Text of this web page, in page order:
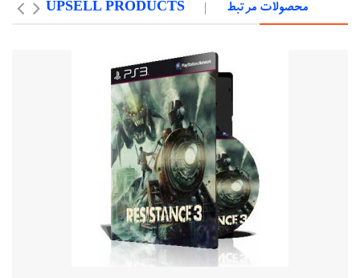
محصولات مرتبط UPSELL PRODUCTS